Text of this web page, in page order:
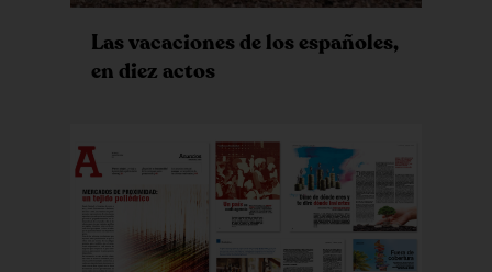
Las vacaciones de los españoles,
en diez actos